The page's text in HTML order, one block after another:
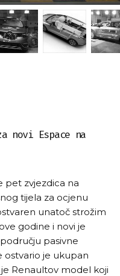
novi Espace na
pet zvjezdica na
tijela za ocjenu
unatoč strožim
godine i novi je
pasivne
ostvario je ukupan
Renaultov model koji